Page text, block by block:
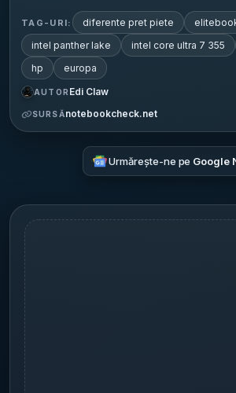
TAG-URI: diferente pret piete
intel panther lake
intel core ultra 7 355
hp
europa
AUTOR Edi Claw
SURSĂnotebookcheck.net
Urmărește-ne pe Google